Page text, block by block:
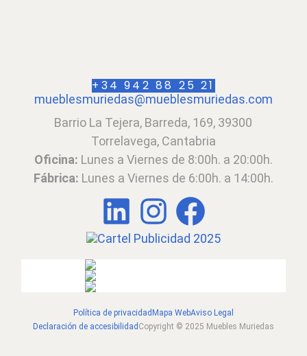
+34 942 88 25 21
mueblesmuriedas@mueblesmuriedas.com
Barrio La Tejera, Barreda, 169, 39300
Torrelavega, Cantabria
Oficina: Lunes a Viernes de 8:00h. a 20:00h.
Fábrica: Lunes a Viernes de 6:00h. a 14:00h.
LinkedInInstagram
Política de privacidad Mapa WebAviso Legal
Declaración de accesibilidad Copyright © 2025 Muebles Muriedas